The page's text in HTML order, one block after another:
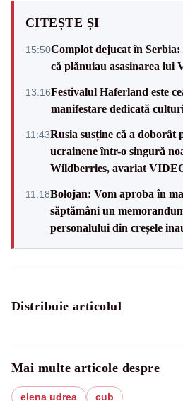
CITEȘTE ȘI
15:50Complot dejucat în
că plănuiau asasinarea lui
13:16Festivalul Haferland este
manifestare dedicată
11:43Rusia susține că a doborât
ucrainene într-o singură
Wildberries, avariat
11:18Bolojan: Vom aproba în
săptămâni un
personalului din creșele
Distribuie articolul
Mai multe articole despre
elena udrea cub